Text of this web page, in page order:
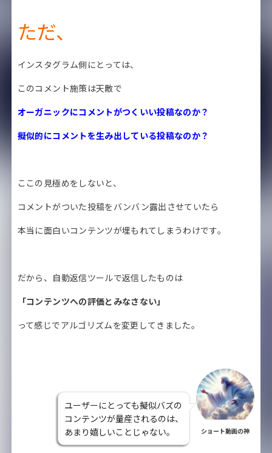
ただ、
インスタグラム側にとっては、
このコメント施策は天敵で
オーガニックにコメントがつくいい投稿なのか？
擬似的にコメントを生み出している投稿なのか？
ここの見極めをしないと、
コメントがついた投稿をバンバン露出させていたら
本当に面白いコンテンツが埋もれてしまうわけです。
だから、自動返信ツールで返信したものは
「コンテンツへの評価とみなさない」
って感じでアルゴリズムを変更してきました。
ユーザーにとっても擬似バズの
コンテンツが量産されるのは、
あまり嬉しいことじゃない。
ショート動画の神